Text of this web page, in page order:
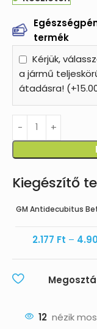
termék
Kérjük,
a jármű
átadásra!
Kiegészítő
GM Antidecubitus
2.177 Ft –
12 nézik